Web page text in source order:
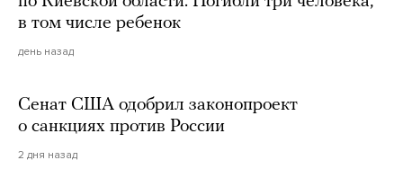
в том числе ребенок
день назад
Сенат США одобрил законопроект
о санкциях против России
2 дня назад